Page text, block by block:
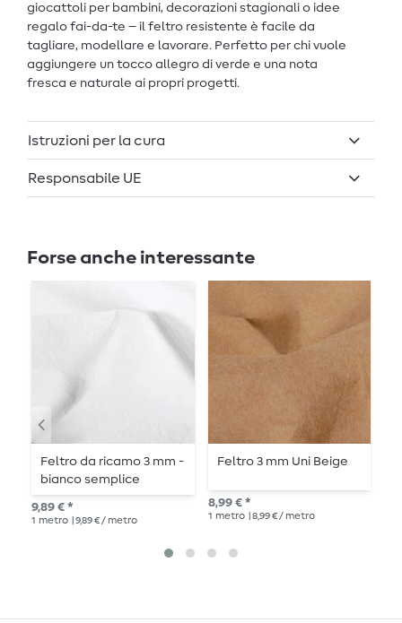
giocattoli per bambini, decorazioni stagionali o idee
regalo fai-da-te – il feltro resistente è facile da
tagliare, modellare e lavorare. Perfetto per chi vuole
aggiungere un tocco allegro di verde e una nota
fresca e naturale ai propri progetti.
Istruzioni per la cura
Responsabile UE
Forse anche interessante
Feltro da ricamo 3 mm -
bianco semplice
9,89 € *
1 metro | 9,89 € / metro
Feltro 3 mm Uni Beige
8,99 € *
1 metro | 8,99 € / metro